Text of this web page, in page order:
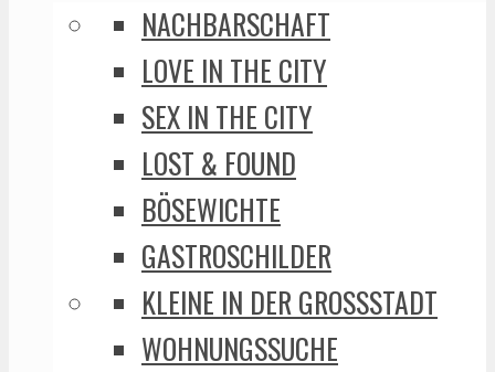
NACHBARSCHAFT
LOVE IN THE CITY
SEX IN THE CITY
LOST & FOUND
BÖSEWICHTE
GASTROSCHILDER
KLEINE IN DER GROSSSTADT
WOHNUNGSSUCHE